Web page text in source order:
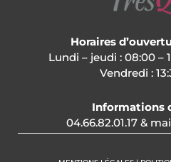
Horaires
Lundi – jeudi : 08:00 –
Vendredi :
Informations
04.66.82.01.17 &